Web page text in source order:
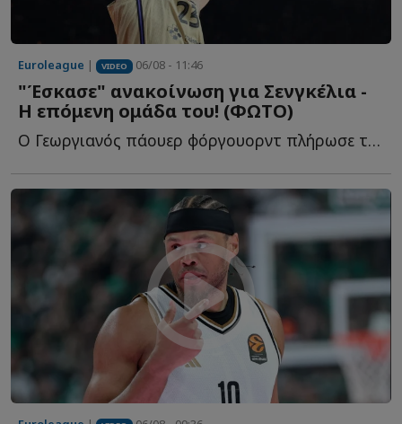
Euroleague | VIDEO 06/08 - 11:46
"Έσκασε" ανακοίνωση για Σενγκέλια -
Η επόμενη ομάδα του! (ΦΩΤΟ)
Ο Γεωργιανός πάουερ φόργουορντ πλήρωσε το buy out του σ...